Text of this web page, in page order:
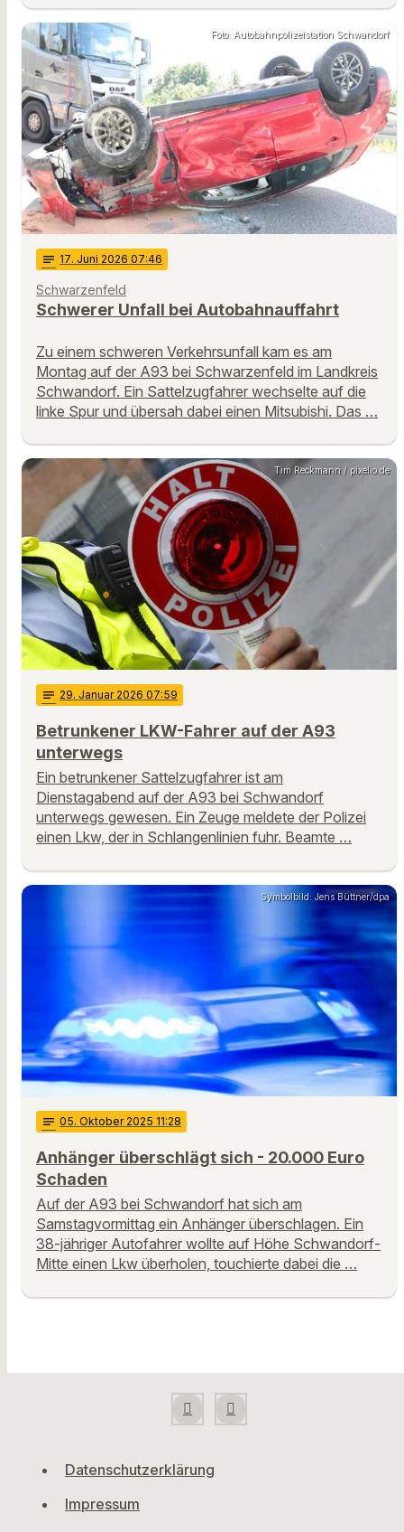
Foto: Autobahnpolizeistation Schwandorf
notes 17. Juni 2026 07:46
Schwarzenfeld
Schwerer Unfall bei Autobahnauffahrt
Zu einem schweren Verkehrsunfall kam es am
Montag auf der A93 bei Schwarzenfeld im Landkreis
Schwandorf. Ein Sattelzugfahrer wechselte auf die
linke Spur und übersah dabei einen Mitsubishi. Das …
Tim Reckmann / pixelio.de
notes 29. Januar 2026 07:59
Betrunkener LKW-Fahrer auf der A93
unterwegs
Ein betrunkener Sattelzugfahrer ist am
Dienstagabend auf der A93 bei Schwandorf
unterwegs gewesen. Ein Zeuge meldete der Polizei
einen Lkw, der in Schlangenlinien fuhr. Beamte …
Symbolbild: Jens Büttner/dpa
notes 05. Oktober 2025 11:28
Anhänger überschlägt sich - 20.000 Euro
Schaden
Auf der A93 bei Schwandorf hat sich am
Samstagvormittag ein Anhänger überschlagen. Ein
38-jähriger Autofahrer wollte auf Höhe Schwandorf-
Mitte einen Lkw überholen, touchierte dabei die …
Datenschutzerklärung
Impressum